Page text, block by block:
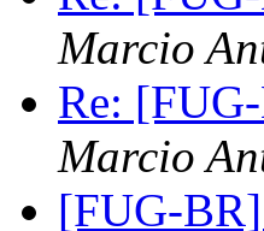
Marcio
Re:
Marcio
[FUG-BR]